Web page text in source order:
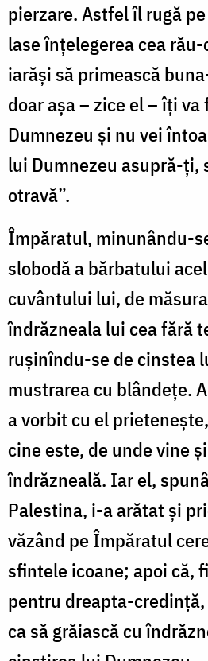
pierzare. Astfel îl rugă
lase înțelegerea cea
iarăși să primească
doar așa – zice el – îți
Dumnezeu și nu vei
lui Dumnezeu asupră-ți,
otravă”.
Împăratul, minunându-
slobodă a bărbatului
cuvântului lui, de
îndrăzneala lui cea fără
rușinîndu-se de cinstea
mustrarea cu blândețe.
a vorbit cu el
cine este, de unde vine
îndrăzneală. Iar el,
Palestina, i-a arătat și
văzând pe Împăratul
sfintele icoane; apoi că,
pentru dreapta-
ca să grăiască cu